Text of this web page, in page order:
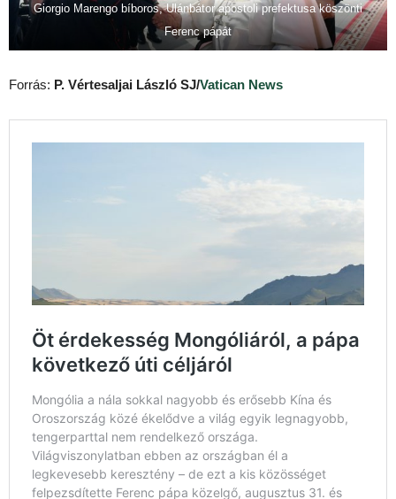
Giorgio Marengo bíboros, Ulánbátor apostoli prefektusa köszönti
Ferenc pápát
Forrás: P. Vértesaljai László SJ/Vatican News